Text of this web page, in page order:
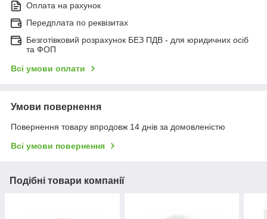
Оплата на рахунок
Передплата по реквізитах
Безготівковий розрахунок БЕЗ ПДВ - для юридичних осіб
та ФОП
Всі умови оплати
Умови повернення
Повернення товару впродовж 14 днів за домовленістю
Всі умови повернення
Подібні товари компанії